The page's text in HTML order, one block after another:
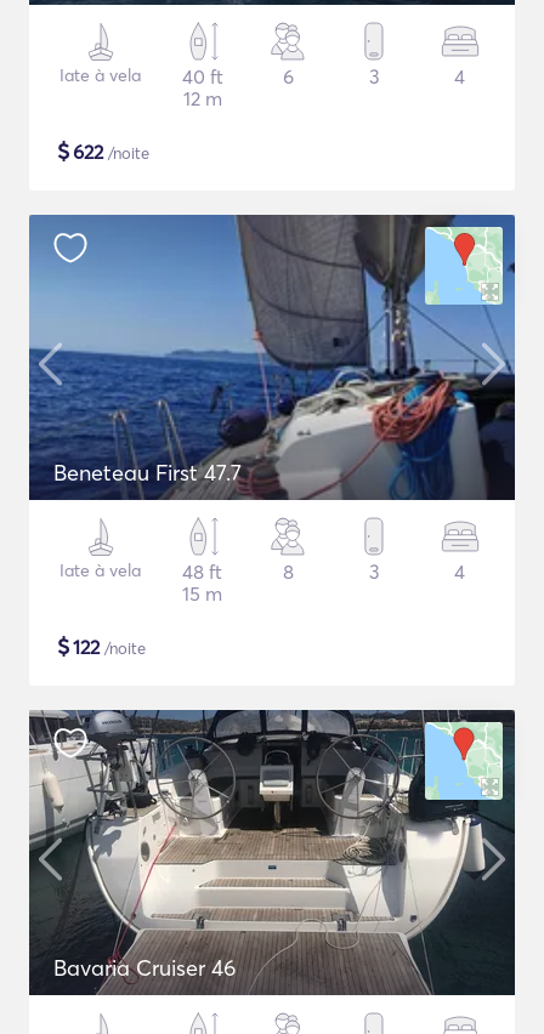
Iate à vela
40 ft
12 m
6 3 4
$622/noite
Beneteau First 47.7
Iate à vela
48 ft
15 m
8 3 4
$122/noite
Bavaria Cruiser 46